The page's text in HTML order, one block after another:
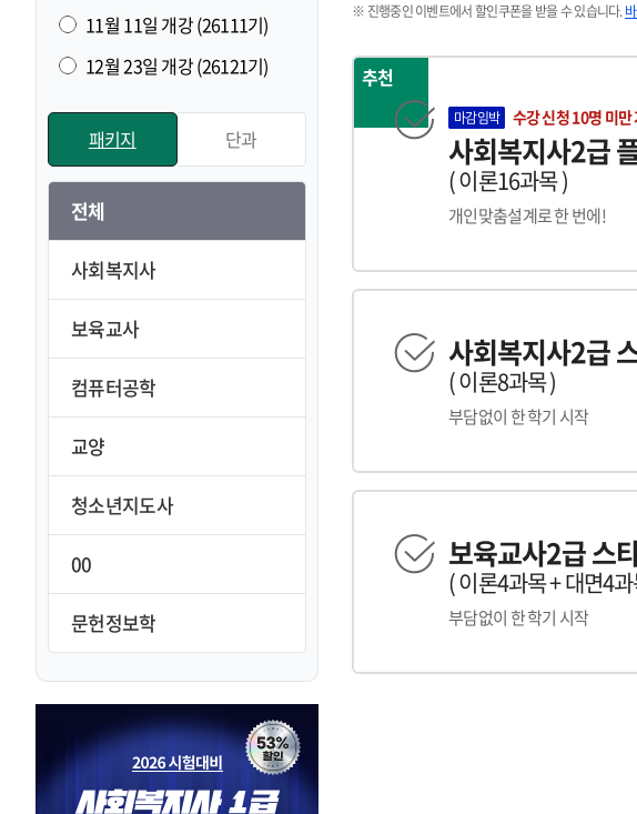
11월 11일 개강 (26111기)
12월 23일 개강 (26121기)
패키지 단과
전체
사회복지사
보육교사
컴퓨터공학
교양
청소년지도사
00
문헌정보학
※ 진행중인 이벤트에서 할인쿠폰을 받을 수 있습니다.
추천
마감임박 수강 신청 10명 미
사회복지사2급
( 이론16과목 )
개인맞춤설계로 한 번에!
사회복지사2급
( 이론8과목 )
부담없이 한 학기 시작
보육교사2급 스
( 이론4과목 + 대면4
부담없이 한 학기 시작